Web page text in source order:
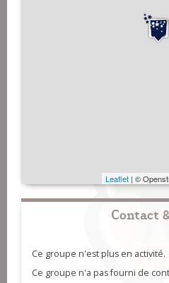
Leaflet | ©
Contact
Ce groupe n'est plus en activité.
Ce groupe n'a pas fourni de